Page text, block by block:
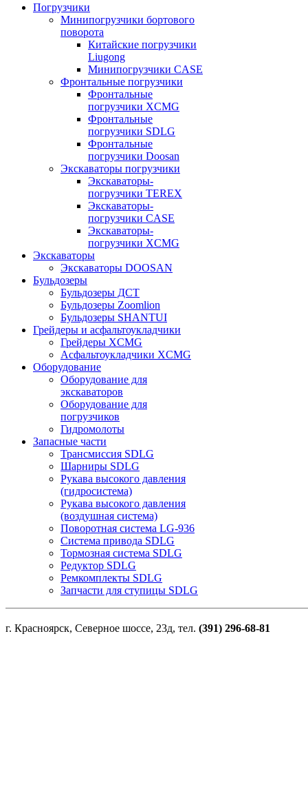
Погрузчики
Минипогрузчики бортового
поворота
Китайские погрузчики
Liugong
Минипогрузчики CASE
Фронтальные погрузчики
Фронтальные
погрузчики XCMG
Фронтальные
погрузчики SDLG
Фронтальные
погрузчики Doosan
Экскаваторы погрузчики
Экскаваторы-
погрузчики TEREX
Экскаваторы-
погрузчики CASE
Экскаваторы-
погрузчики XCMG
Экскаваторы
Экскаваторы DOOSAN
Бульдозеры
Бульдозеры ДСТ
Бульдозеры Zoomlion
Бульдозеры SHANTUI
Грейдеры и асфальтоукладчики
Грейдеры XCMG
Асфальтоукладчики XCMG
Оборудование
Оборудование для
экскаваторов
Оборудование для
погрузчиков
Гидромолоты
Запасные части
Трансмиссия SDLG
Шарниры SDLG
Рукава высокого давления
(гидросистема)
Рукава высокого давления
(воздушная система)
Поворотная система LG-936
Система привода SDLG
Тормозная система SDLG
Редуктор SDLG
Ремкомплекты SDLG
Запчасти для ступицы SDLG
г. Красноярск, Северное шоссе, 23д, тел. (391) 296-68-81